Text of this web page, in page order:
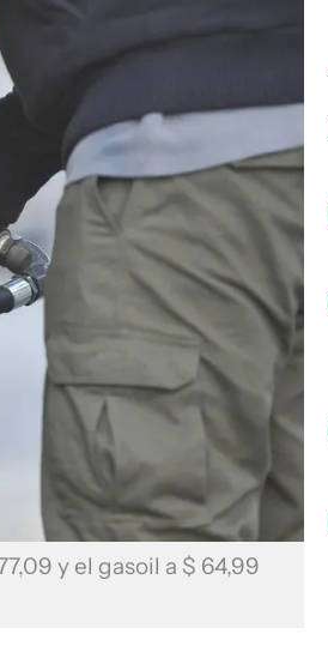
y el gasoil a $ 64,99